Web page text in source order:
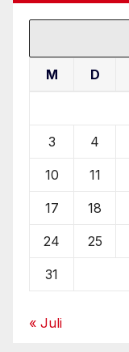
M D
3 4
10 11
17 18
24 25
31
« Juli